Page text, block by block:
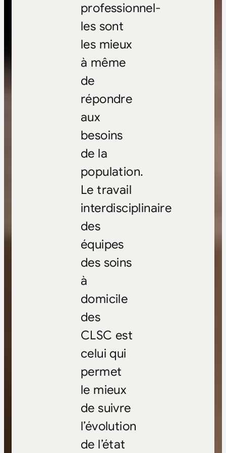
professionnel-
les sont
les mieux
à même
de
répondre
aux
besoins
de la
population.
Le travail
interdisciplinaire
des
équipes
des soins
à
domicile
des
CLSC est
celui qui
permet
le mieux
de suivre
l’évolution
de l’état